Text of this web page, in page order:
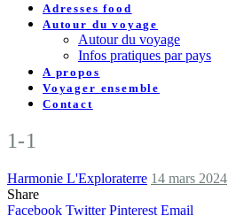
Adresses food
Autour du voyage
Autour du voyage
Infos pratiques par pays
A propos
Voyager ensemble
Contact
1-1
Harmonie L'Exploraterre 14 mars 2024
Share
Facebook Twitter Pinterest Email